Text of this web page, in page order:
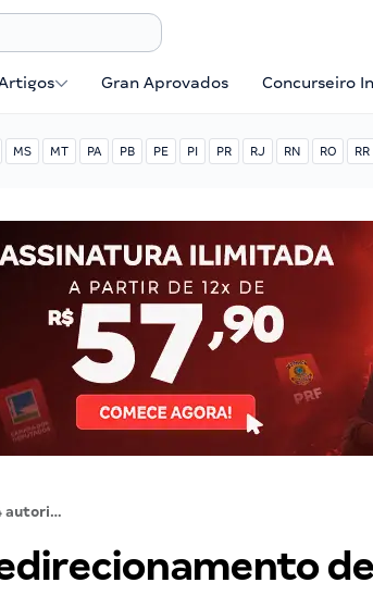
Gran Aprovados Concurseiro
MS MT PA PB PE PI PR RJ RN RO RR
TRF-4 autoriza redirecionamento de execução fiscal contra contador
de